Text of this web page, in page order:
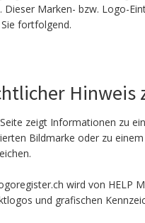
Dieser Marken- bzw. Logo-
fortfolgend.
Hinweis
zeigt Informationen zu
Bildmarke oder zu
wird von HELP
und grafischen